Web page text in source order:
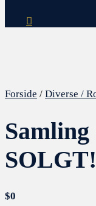
Forside / Diverse /
Samling
SOLGT!
$0